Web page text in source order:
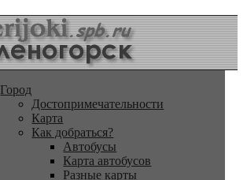
Город
Достопримечательности
Карта
Как добраться?
Автобусы
Карта автобусов
Разные карты